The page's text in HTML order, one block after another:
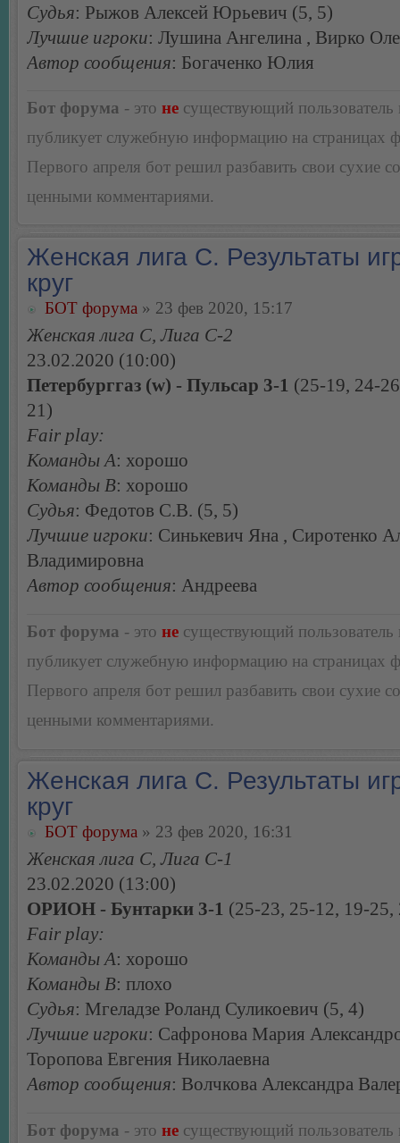
Судья: Рыжов Алексей Юрьевич (5, 5)
Лучшие игроки: Лушина Ангелина , Вирко
Автор сообщения: Богаченко Юлия
Бот форума - это не существующий пользователь
публикует служебную информацию на страницах
Первого апреля бот решил разбавить свои сухие
ценными комментариями.
Женская лига С. Результаты
круг
БОТ форума » 23 фев 2020, 15:17
Женская лига С, Лига С-2
23.02.2020 (10:00)
Петербурггаз (w) - Пульсар 3-1 (25-19, 24-
21)
Fair play:
Команды А: хорошо
Команды В: хорошо
Судья: Федотов С.В. (5, 5)
Лучшие игроки: Синькевич Яна , Сиротенко
Владимировна
Автор сообщения: Андреева
Бот форума - это не существующий пользователь
публикует служебную информацию на страницах
Первого апреля бот решил разбавить свои сухие
ценными комментариями.
Женская лига С. Результаты
круг
БОТ форума » 23 фев 2020, 16:31
Женская лига С, Лига С-1
23.02.2020 (13:00)
ОРИОН - Бунтарки 3-1 (25-23, 25-12, 19-25,
Fair play:
Команды А: хорошо
Команды В: плохо
Судья: Мгеладзе Роланд Суликоевич (5, 4)
Лучшие игроки: Сафронова Мария
Торопова Евгения Николаевна
Автор сообщения: Волчкова Александра
Бот форума - это не существующий пользователь